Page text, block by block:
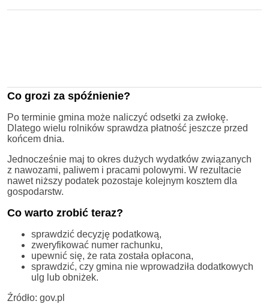
Co grozi za spóźnienie?
Po terminie gmina może naliczyć odsetki za zwłokę.
Dlatego wielu rolników sprawdza płatność jeszcze przed
końcem dnia.
Jednocześnie maj to okres dużych wydatków związanych
z nawozami, paliwem i pracami polowymi. W rezultacie
nawet niższy podatek pozostaje kolejnym kosztem dla
gospodarstw.
Co warto zrobić teraz?
sprawdzić decyzję podatkową,
zweryfikować numer rachunku,
upewnić się, że rata została opłacona,
sprawdzić, czy gmina nie wprowadziła dodatkowych
ulg lub obniżek.
Źródło: gov.pl